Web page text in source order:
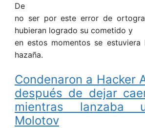
De
no ser por este error de
hubieran logrado su cometido y
en estos momentos se estuviera
hazaña.
Condenaron a Hacker
después de dejar
mientras lanzaba
Molotov